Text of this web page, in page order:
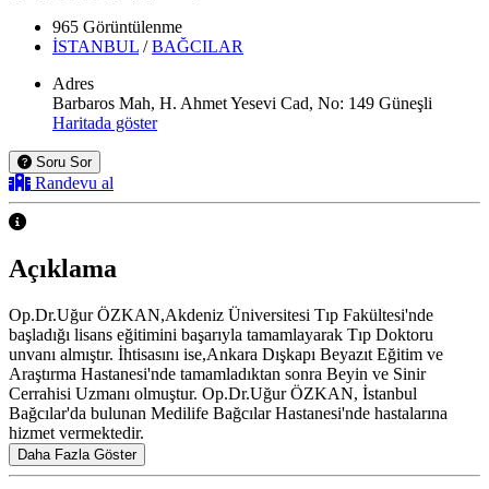
965 Görüntülenme
İSTANBUL /BAĞCILAR
Adres
Barbaros Mah, H. Ahmet Yesevi Cad, No: 149 Güneşli
Haritada göster
Soru Sor
Randevu al
Açıklama
Op.Dr.Uğur ÖZKAN,Akdeniz Üniversitesi Tıp Fakültesi'nde
başladığı lisans eğitimini başarıyla tamamlayarak Tıp Doktoru
unvanı almıştır. İhtisasını ise,Ankara Dışkapı Beyazıt Eğitim ve
Araştırma Hastanesi'nde tamamladıktan sonra Beyin ve Sinir
Cerrahisi Uzmanı olmuştur. Op.Dr.Uğur ÖZKAN, İstanbul
Bağcılar'da bulunan Medilife Bağcılar Hastanesi'nde hastalarına
hizmet vermektedir.
Daha Fazla Göster